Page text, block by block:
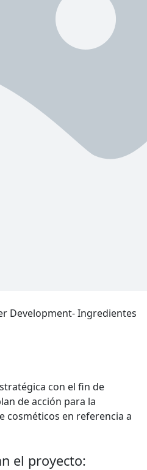
Development- Ingredientes
con el fin de
de acción para la
cosméticos en referencia a
el proyecto: